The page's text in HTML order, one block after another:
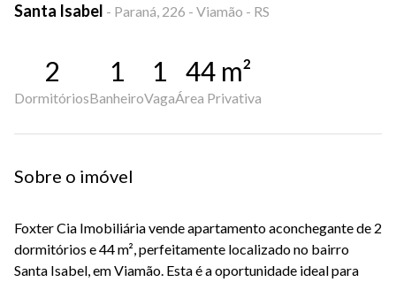
Santa Isabel - Paraná, 226 - Viamão - RS
2
Dormitórios
1
Banheiro
1
Vaga
44 m²
Área Privativa
Sobre o imóvel
Foxter Cia Imobiliária vende apartamento aconchegante de 2
dormitórios e 44 m², perfeitamente localizado no bairro
Santa Isabel, em Viamão. Esta é a oportunidade ideal para